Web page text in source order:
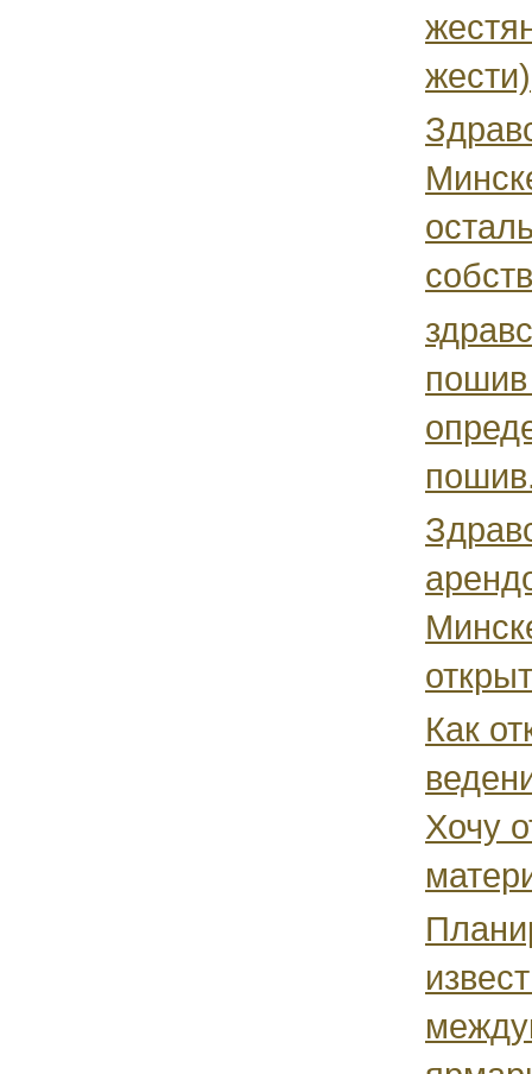
Как
Хочу